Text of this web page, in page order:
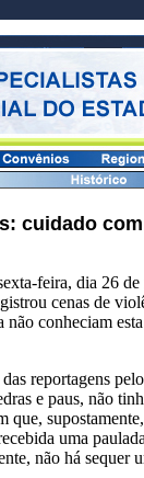
cuidado
feira, dia 26
cenas de
não conheciam
reportagens
e paus, não
que,
uma
não há sequer